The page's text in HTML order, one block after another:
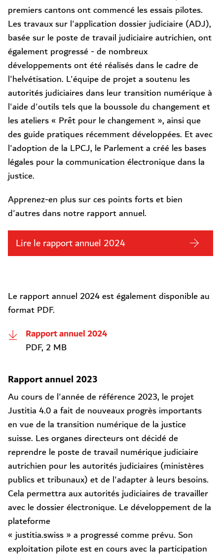
premiers cantons ont commencé les essais pilotes.
Les travaux sur l'application dossier judiciaire (ADJ),
basée sur le poste de travail judiciaire autrichien, ont
également progressé - de nombreux
développements ont été réalisés dans le cadre de
l'helvétisation. L'équipe de projet a soutenu les
autorités judiciaires dans leur transition numérique à
l'aide d'outils tels que la boussole du changement et
les ateliers « Prêt pour le changement », ainsi que
des guide pratiques récemment développées. Et avec
l'adoption de la LPCJ, le Parlement a créé les bases
légales pour la communication électronique dans la
justice.
Apprenez-en plus sur ces points forts et bien
d'autres dans notre rapport annuel.
Lire le rapport annuel 2024
Le rapport annuel 2024 est également disponible au
format PDF.
Rapport annuel 2024
PDF, 2 MB
Rapport annuel 2023
Au cours de l'année de référence 2023, le projet
Justitia 4.0 a fait de nouveaux progrès importants
en vue de la transition numérique de la justice
suisse. Les organes directeurs ont décidé de
reprendre le poste de travail numérique judiciaire
autrichien pour les autorités judiciaires (ministères
publics et tribunaux) et de l'adapter à leurs besoins.
Cela permettra aux autorités judiciaires de travailler
avec le dossier électronique. Le développement de la
plateforme
« justitia.swiss » a progressé comme prévu. Son
exploitation pilote est en cours avec la participation